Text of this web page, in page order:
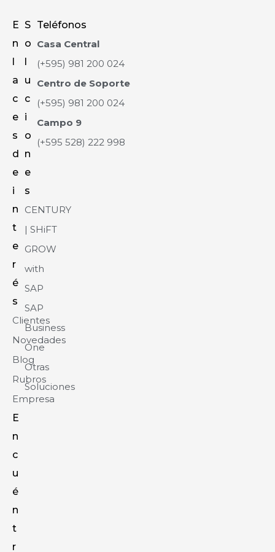
E
n
a
c
e
s
d
e
i
n
t
e
r
é
s
Clientes
Novedades
Blog
Rubros
Empresa
E
n
c
u
é
n
t
r
S
o
u
c
i
o
n
e
s
CENTURY
| SHiFT
GROW
with
SAP
SAP
Business
One
Otras
Soluciones
Teléfonos
Casa Central
(+595) 981 200 024
Centro de Soporte
(+595) 981 200 024
Campo 9
(+595 528) 222 998